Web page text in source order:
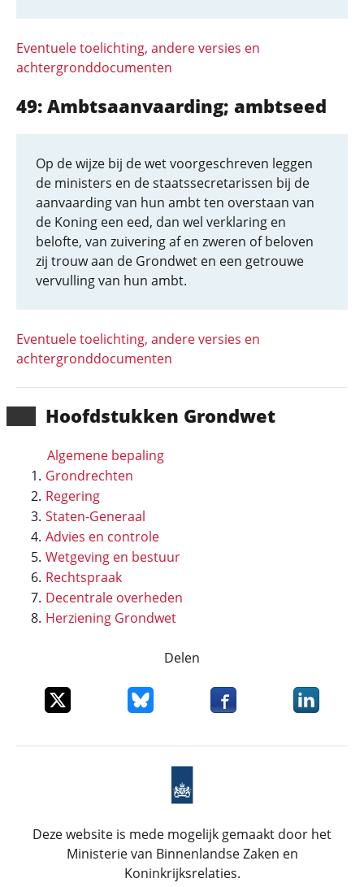
Hoofd­stukken Grondwet
Algemene bepaling
Grondrechten
Regering
Staten-Generaal
Advies en controle
Wetgeving en bestuur
Rechtspraak
Decentrale overheden
Herziening Grondwet
Eventuele toelichting, andere versies en
achtergronddocumenten
49: Ambtsaanvaarding; ambtseed
Op de wijze bij de wet voorgeschreven leggen
de ministers en de staatssecretarissen bij de
aanvaarding van hun ambt ten overstaan van
de Koning een eed, dan wel verklaring en
belofte, van zuivering af en zweren of beloven
zij trouw aan de Grondwet en een getrouwe
vervulling van hun ambt.
Eventuele toelichting, andere versies en
achtergronddocumenten
Delen
Deel dit item op XDeel dit item op Bluesky
Deel dit item opDeel dit
Deze website is mede mogelijk gemaakt door het
Ministerie van Binnenlandse Zaken en
Koninkrijksrelaties.